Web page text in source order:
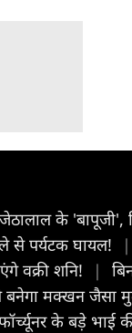
के 'बापूजी',
पर्यटक घायल! |
वक्री शनि! |
मक्खन जैसा
के बड़े भाई